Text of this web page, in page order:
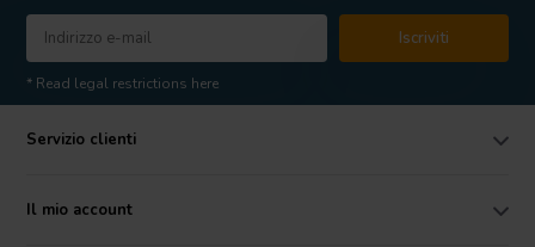
Iscriviti
* Read legal restrictions here
Servizio clienti
Il mio account